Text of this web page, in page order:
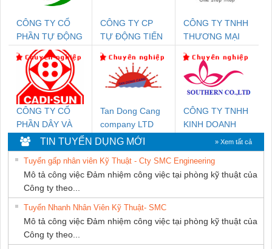
CÔNG TY CỔ
PHẦN TỰ ĐỘNG
TIẾN HƯNG
CÔNG TY CP
TỰ ĐỘNG TIẾN
CÔNG TY TNHH
THƯƠNG MẠI
NAM
CÔNG TY CỔ
PHẦN DÂY VÀ
CÁP ĐIỆN
THƯỢNG ĐÌNH
Tan Dong Cang
company LTD
CÔNG TY TNHH
KINH DOANH
DỊCH VỤ XNK
PHƯƠNG NAM
TIN TUYỂN DỤNG MỚI » Xem tất cả
Tuyển gấp nhân viên Kỹ Thuật - Cty SMC Engineering
Mô tả công việc Đảm nhiệm công việc tại phòng kỹ thuật của
Công ty theo...
Tuyển Nhanh Nhân Viên Kỹ Thuật- SMC
Mô tả công việc Đảm nhiệm công việc tại phòng kỹ thuật của
Công ty theo...